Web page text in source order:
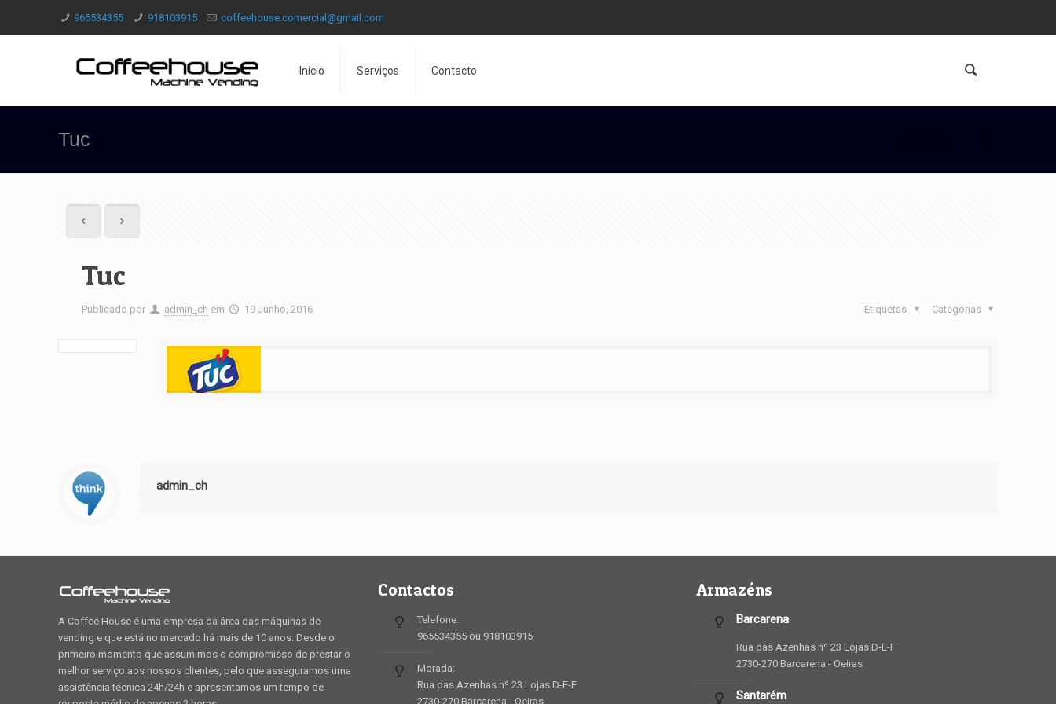
965534355 918103915 coffeehouse.comercial@gmail.com
Início Serviços Contacto
Tuc
Tuc
Publicado por admin_ch em 19 Junho, 2016 Categorias
Etiquetas
admin_ch
A Coffee House é uma empresa da área das máquinas de
vending e que está no mercado há mais de 10 anos. Desde o
primeiro momento que assumimos o compromisso de prestar o
melhor serviço aos nossos clientes, pelo que asseguramos uma
assistência técnica 24h/24h e apresentamos um tempo de
Contactos
Telefone:
965534355 ou 918103915
Morada:
Rua das Azenhas nº 23 Lojas D-E-F
2730-270 Barcarena - Oeiras
Armazéns
Barcarena
Rua das Azenhas nº 23 Lojas D-E-F
2730-270 Barcarena - Oeiras
Santarém